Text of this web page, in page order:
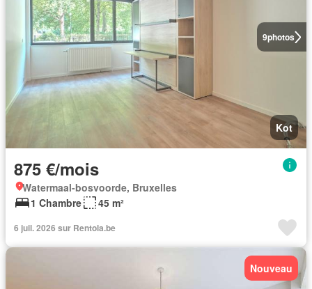
9photos
Kot
875 €/mois
Watermaal-bosvoorde, Bruxelles
1 Chambre
45 m²
6 juil. 2026 sur Rentola.be
Nouveau